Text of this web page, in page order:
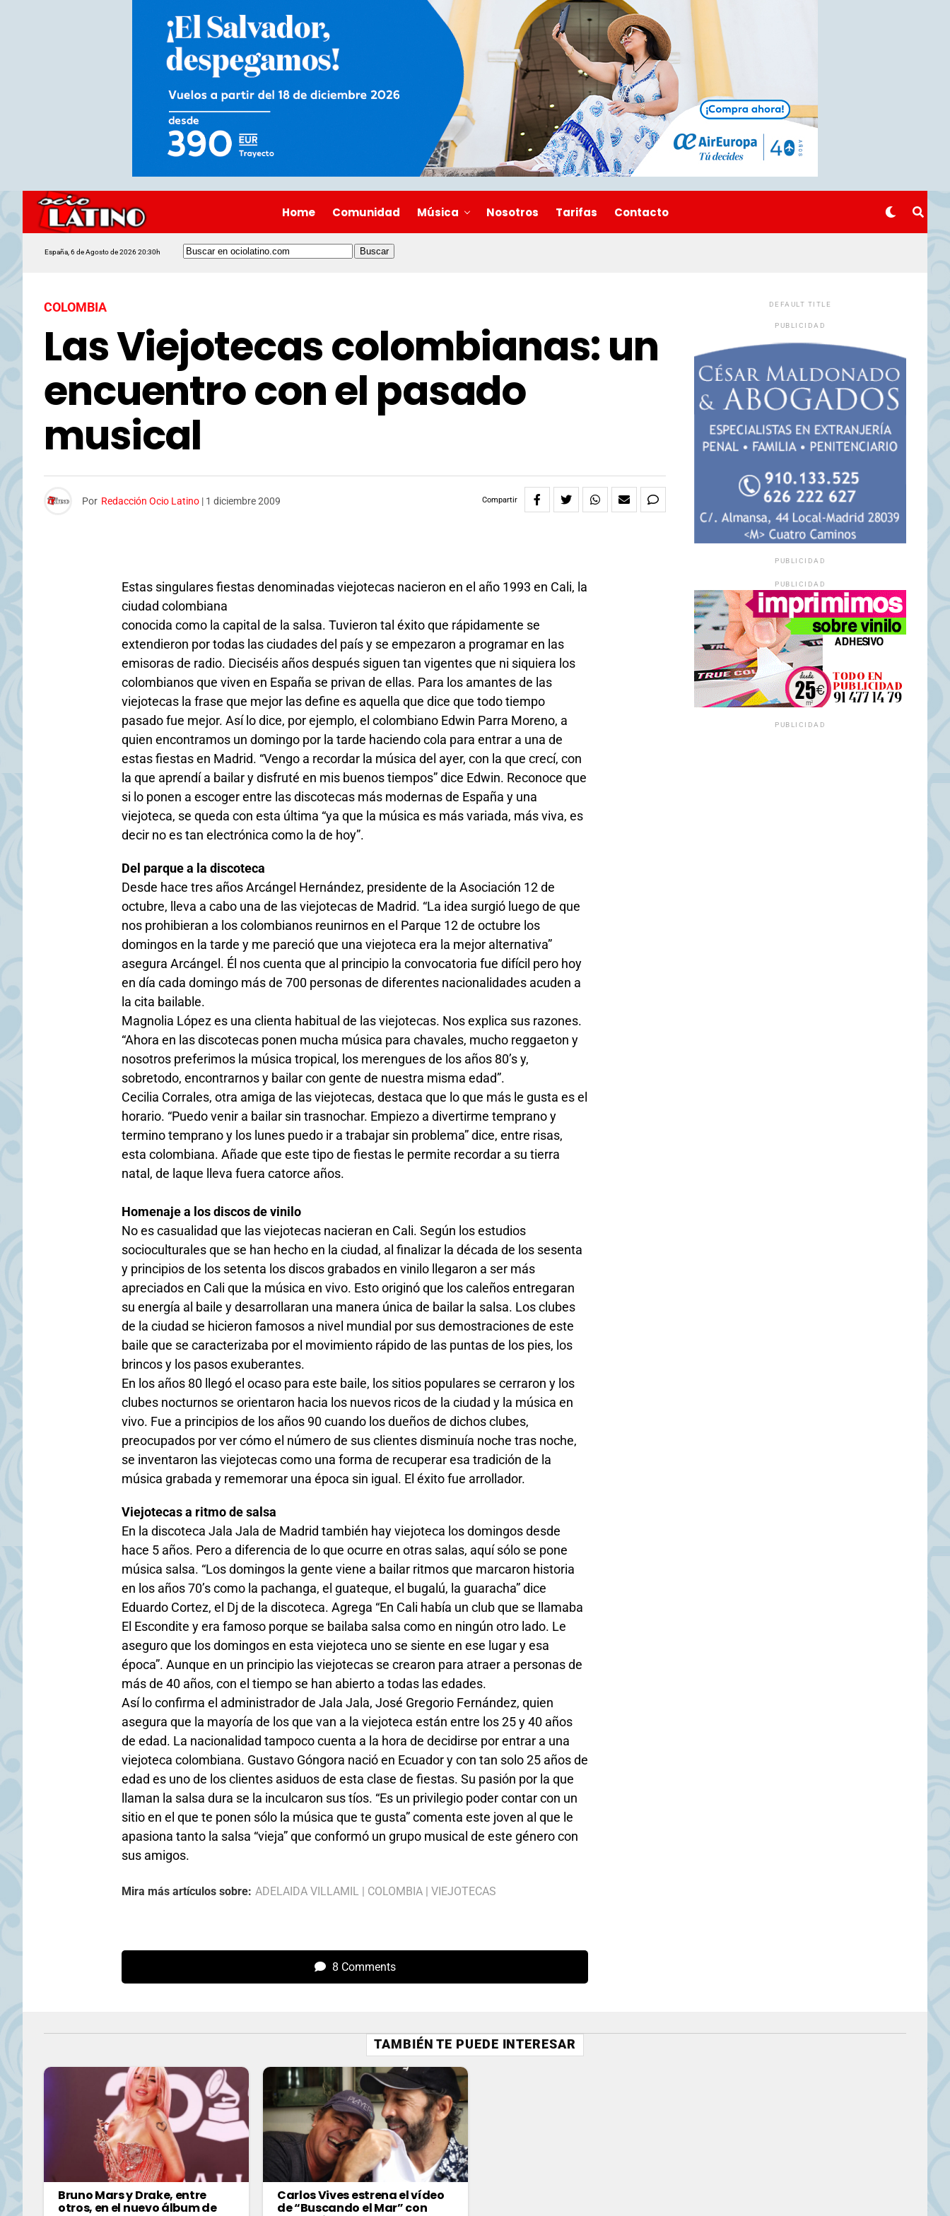
Home Comunidad Música Nosotros Tarifas Contacto
España, 6 de Agosto de 2026 20:30h
COLOMBIA
Las Viejotecas colombianas: un
encuentro con el pasado
musical
Por Redacción Ocio Latino | 1 diciembre 2009 Compartir
Estas singulares fiestas denominadas viejotecas nacieron en el año 1993 en Cali, la
ciudad colombiana
conocida como la capital de la salsa. Tuvieron tal éxito que rápidamente se
extendieron por todas las ciudades del país y se empezaron a programar en las
emisoras de radio. Dieciséis años después siguen tan vigentes que ni siquiera los
colombianos que viven en España se privan de ellas. Para los amantes de las
viejotecas la frase que mejor las define es aquella que dice que todo tiempo
pasado fue mejor. Así lo dice, por ejemplo, el colombiano Edwin Parra Moreno, a
quien encontramos un domingo por la tarde haciendo cola para entrar a una de
estas fiestas en Madrid. “Vengo a recordar la música del ayer, con la que crecí, con
la que aprendí a bailar y disfruté en mis buenos tiempos” dice Edwin. Reconoce que
si lo ponen a escoger entre las discotecas más modernas de España y una
viejoteca, se queda con esta última “ya que la música es más variada, más viva, es
decir no es tan electrónica como la de hoy”.
Del parque a la discoteca
Desde hace tres años Arcángel Hernández, presidente de la Asociación 12 de
octubre, lleva a cabo una de las viejotecas de Madrid. “La idea surgió luego de que
nos prohibieran a los colombianos reunirnos en el Parque 12 de octubre los
domingos en la tarde y me pareció que una viejoteca era la mejor alternativa”
asegura Arcángel. Él nos cuenta que al principio la convocatoria fue difícil pero hoy
en día cada domingo más de 700 personas de diferentes nacionalidades acuden a
la cita bailable.
Magnolia López es una clienta habitual de las viejotecas. Nos explica sus razones.
“Ahora en las discotecas ponen mucha música para chavales, mucho reggaeton y
nosotros preferimos la música tropical, los merengues de los años 80’s y,
sobretodo, encontrarnos y bailar con gente de nuestra misma edad”.
Cecilia Corrales, otra amiga de las viejotecas, destaca que lo que más le gusta es el
horario. “Puedo venir a bailar sin trasnochar. Empiezo a divertirme temprano y
termino temprano y los lunes puedo ir a trabajar sin problema” dice, entre risas,
esta colombiana. Añade que este tipo de fiestas le permite recordar a su tierra
natal, de laque lleva fuera catorce años.
Homenaje a los discos de vinilo
No es casualidad que las viejotecas nacieran en Cali. Según los estudios
socioculturales que se han hecho en la ciudad, al finalizar la década de los sesenta
y principios de los setenta los discos grabados en vinilo llegaron a ser más
apreciados en Cali que la música en vivo. Esto originó que los caleños entregaran
su energía al baile y desarrollaran una manera única de bailar la salsa. Los clubes
de la ciudad se hicieron famosos a nivel mundial por sus demostraciones de este
baile que se caracterizaba por el movimiento rápido de las puntas de los pies, los
brincos y los pasos exuberantes.
En los años 80 llegó el ocaso para este baile, los sitios populares se cerraron y los
clubes nocturnos se orientaron hacia los nuevos ricos de la ciudad y la música en
vivo. Fue a principios de los años 90 cuando los dueños de dichos clubes,
preocupados por ver cómo el número de sus clientes disminuía noche tras noche,
se inventaron las viejotecas como una forma de recuperar esa tradición de la
música grabada y rememorar una época sin igual. El éxito fue arrollador.
Viejotecas a ritmo de salsa
En la discoteca Jala Jala de Madrid también hay viejoteca los domingos desde
hace 5 años. Pero a diferencia de lo que ocurre en otras salas, aquí sólo se pone
música salsa. “Los domingos la gente viene a bailar ritmos que marcaron historia
en los años 70’s como la pachanga, el guateque, el bugalú, la guaracha” dice
Eduardo Cortez, el Dj de la discoteca. Agrega “En Cali había un club que se llamaba
El Escondite y era famoso porque se bailaba salsa como en ningún otro lado. Le
aseguro que los domingos en esta viejoteca uno se siente en ese lugar y esa
época”. Aunque en un principio las viejotecas se crearon para atraer a personas de
más de 40 años, con el tiempo se han abierto a todas las edades.
Así lo confirma el administrador de Jala Jala, José Gregorio Fernández, quien
asegura que la mayoría de los que van a la viejoteca están entre los 25 y 40 años
de edad. La nacionalidad tampoco cuenta a la hora de decidirse por entrar a una
viejoteca colombiana. Gustavo Góngora nació en Ecuador y con tan solo 25 años de
edad es uno de los clientes asiduos de esta clase de fiestas. Su pasión por la que
llaman la salsa dura se la inculcaron sus tíos. “Es un privilegio poder contar con un
sitio en el que te ponen sólo la música que te gusta” comenta este joven al que le
apasiona tanto la salsa “vieja” que conformó un grupo musical de este género con
sus amigos.
Mira más artículos sobre: ADELAIDA VILLAMIL | COLOMBIA | VIEJOTECAS
8 Comments
DEFAULT TITLE
PUBLICIDAD
PUBLICIDAD
PUBLICIDAD
PUBLICIDAD
TAMBIÉN TE PUEDE INTERESAR
Bruno Mars y Drake, entre
otros, en el nuevo álbum de
Carlos Vives estrena el vídeo
de “Buscando el Mar” con